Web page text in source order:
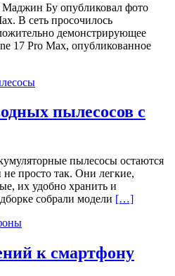
Маджин Бу опубликовал фото
В сеть просочилось
демонстрирующее
17 Pro Max, опубликованное
пылесосов с
пылесосы остаются
просто так. Они легкие,
их удобно хранить и
собрали модели […]
к смартфону